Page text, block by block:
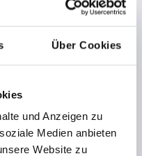
Über Cookies
und Anzeigen zu
Medien anbieten
Website zu